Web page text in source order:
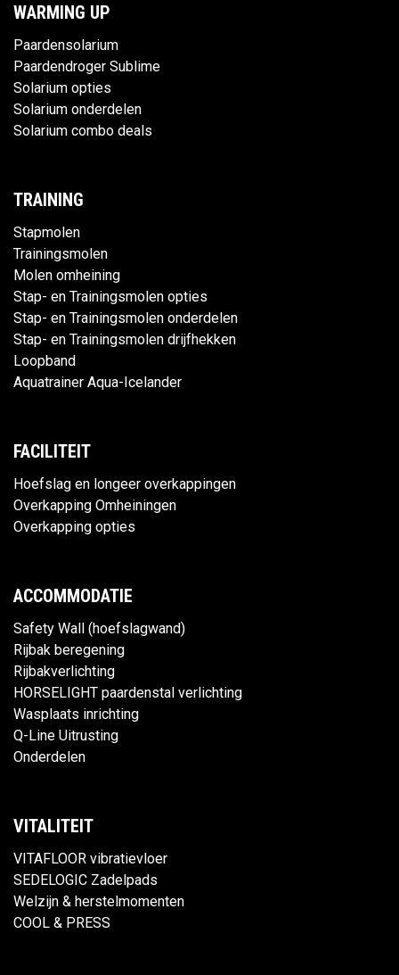
WARMING UP
Paardensolarium
Paardendroger Sublime
Solarium opties
Solarium onderdelen
Solarium combo deals
TRAINING
Stapmolen
Trainingsmolen
Molen omheining
Stap- en Trainingsmolen opties
Stap- en Trainingsmolen onderdelen
Stap- en Trainingsmolen drijfhekken
Loopband
Aquatrainer Aqua-Icelander
FACILITEIT
Hoefslag en longeer overkappingen
Overkapping Omheiningen
Overkapping opties
ACCOMMODATIE
Safety Wall (hoefslagwand)
Rijbak beregening
Rijbakverlichting
HORSELIGHT paardenstal verlichting
Wasplaats inrichting
Q-Line Uitrusting
Onderdelen
VITALITEIT
VITAFLOOR vibratievloer
SEDELOGIC Zadelpads
Welzijn & herstelmomenten
COOL & PRESS